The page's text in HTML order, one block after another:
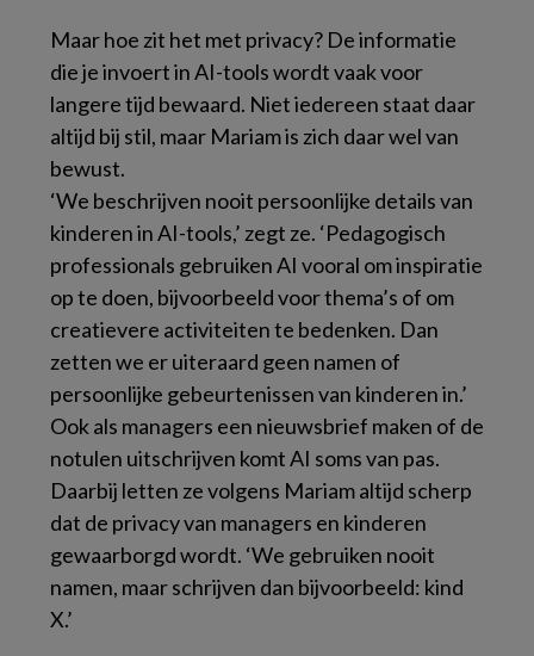
Maar hoe zit het met privacy? De informatie
die je invoert in AI-tools wordt vaak voor
langere tijd bewaard. Niet iedereen staat daar
altijd bij stil, maar Mariam is zich daar wel van
bewust.
‘We beschrijven nooit persoonlijke details van
kinderen in AI-tools,’ zegt ze. ‘Pedagogisch
professionals gebruiken AI vooral om inspiratie
op te doen, bijvoorbeeld voor thema’s of om
creatievere activiteiten te bedenken. Dan
zetten we er uiteraard geen namen of
persoonlijke gebeurtenissen van kinderen in.’
Ook als managers een nieuwsbrief maken of de
notulen uitschrijven komt AI soms van pas.
Daarbij letten ze volgens Mariam altijd scherp
dat de privacy van managers en kinderen
gewaarborgd wordt. ‘We gebruiken nooit
namen, maar schrijven dan bijvoorbeeld: kind
X.’